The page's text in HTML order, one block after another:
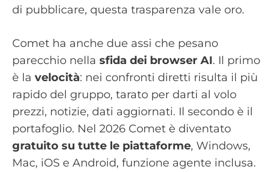
di pubblicare, questa trasparenza vale oro.
Comet ha anche due assi che pesano
parecchio nella sfida dei browser AI. Il primo
è la velocità: nei confronti diretti risulta il più
rapido del gruppo, tarato per darti al volo
prezzi, notizie, dati aggiornati. Il secondo è il
portafoglio. Nel 2026 Comet è diventato
gratuito su tutte le piattaforme, Windows,
Mac, iOS e Android, funzione agente inclusa.